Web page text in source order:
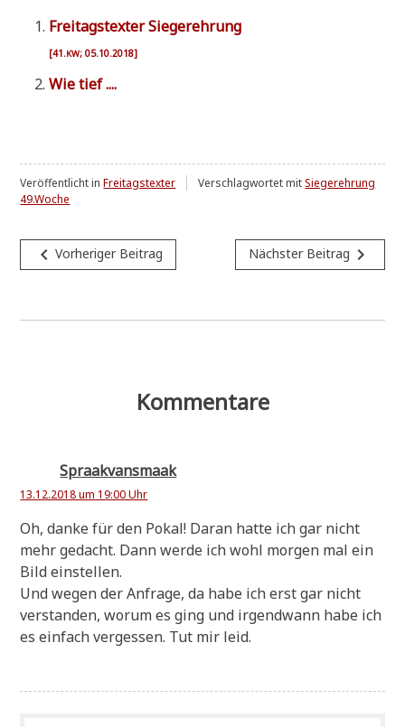
Frei­tags­tex­ter Sie­ger­eh­rung
[41.KW; 05.10.2018]
Wie tief ....
Veröffentlicht inFreitagstexter Verschlagwortet mitSiegerehrung
49.Woche
Beitragsnavigation
navigate_beforeVorheriger Beitrag Nächster Beitrag navigate_next
Kommentare
Spraakvansmaak
13.12.2018 um 19:00 Uhr
Oh, dan­ke für den Pokal! Dar­an hat­te ich gar nicht
mehr gedacht. Dann wer­de ich wohl mor­gen mal ein
Bild einstellen.
Und wegen der Anfra­ge, da habe ich erst gar nicht
ver­stan­den, wor­um es ging und irgend­wann habe ich
es ein­fach ver­ges­sen. Tut mir leid.